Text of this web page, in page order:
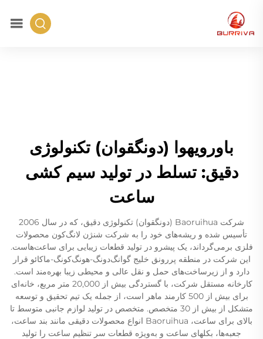
باورویهوا (دونگقوان) تکنولوژی
دقیق: تسلط در تولید سیم کشی
ساعت
شرکت Baoruihua (دونگقوان) تکنولوژی دقیق، که در سال 2006
تأسیس شده و ریشه‌های خود را به شرکت شنژن لانگ‌کون محصولات
فلزی برمی‌گرداند، یک پیشرو در تولید قطعات زیبایی برای ساعت‌هاست.
این شرکت در منطقه پررونق خلیج گوانگ‌دونگ-هونگ‌کونگ-ماکائو قرار
دارد و از زیرساخت‌های حمل و نقل عالی و محیطی زیبا بهره‌مند است.
کارخانه مستقل شرکت، با گستردگی بیش از 20,000 متر مربع، خانه‌ای
برای بیش از 500 کارمند ماهر است، از جمله یک تیم تحقیق و توسعه
متشکل از بیش از 30 متخصص. متخصص در تولید لوازم جانبی متوسط تا
بالای برای ساعت، Baoruihua انواع محصولات دقیقی مانند بند ساعت،
جعبه‌ها، بکلهای ساعت و به‌ویژه قطعات سر تنظیم ساعت را تولید